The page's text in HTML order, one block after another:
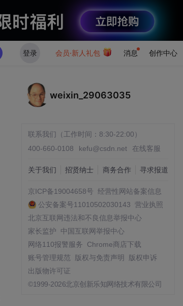
登录 会员·新人礼包 消息 创作中心
weixin_29063035
联系我们（工作时间：8:30-22:00）
400-660-0108
kefu@csdn.net 在线客服
关于我们 招贤纳士 商务合作 寻求报道
京ICP备19004658号 经营性网站备案信息
公安备案号11010502030143 营业执照
北京互联网违法和不良信息举报中心
家长监护
中国互联网举报中心
网络110报警服务
Chrome商店下载
账号管理规范
版权与免责声明
版权申诉
出版物许可证
©1999-2026北京创新乐知网络技术有限公司